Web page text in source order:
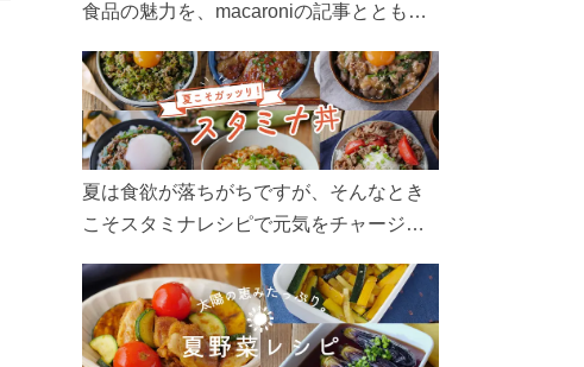
食品の魅力を、macaroniの記事とともに
ん、製造現場や品質へのこだわりまで。
こめ油をもっと好きになるコンテンツを
ぜひお楽しみください。
夏は食欲が落ちがちですが、そんなとき
こそスタミナレシピで元気をチャージ！
リ食べて、夏バテを吹き飛ばしましょ
う！